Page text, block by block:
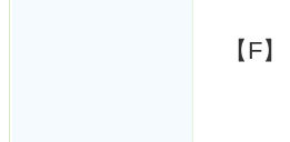
【F】